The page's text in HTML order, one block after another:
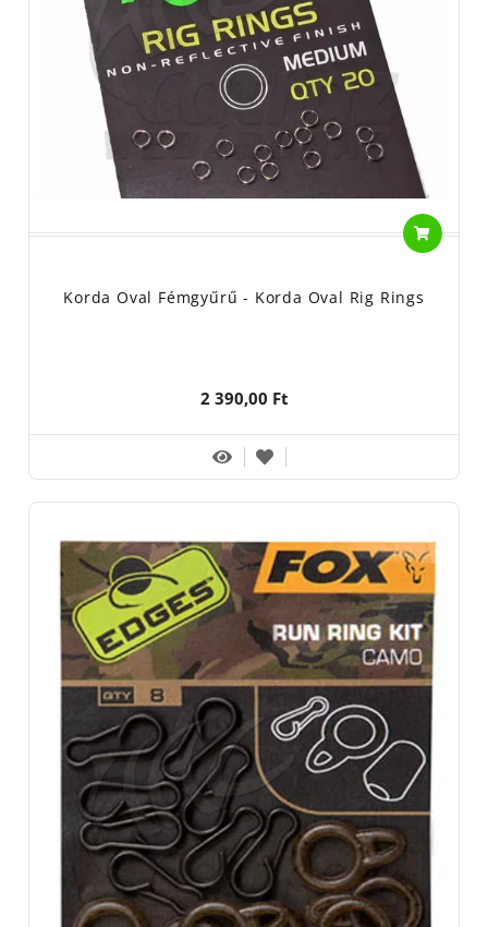
Korda Oval Fémgyűrű - Korda Oval Rig Rings
2 390,00 Ft